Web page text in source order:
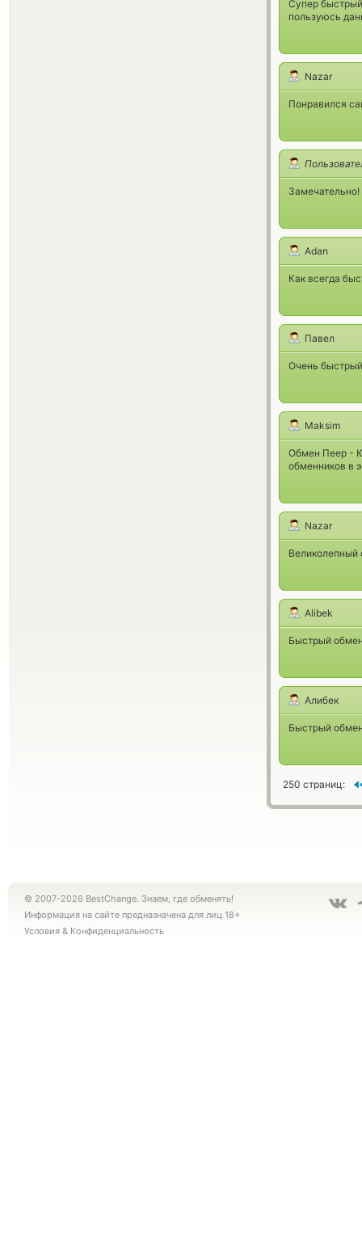
Супер
пользуюсь
Nazar
Понравился
Adan
Как всегда
Павел
Очень
Maksim
Обмен Пеер -
обменников в
Nazar
Великолепный
Alibek
Быстрый
Алибек
Быстрый
250 страниц:
© 2007-2026 BestChange. Знаем, где обменять!
Информация на сайте предназначена для лиц 18+
Условия & Конфиденциальность